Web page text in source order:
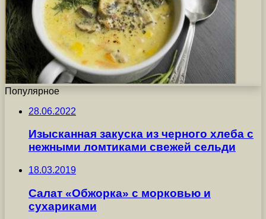
Популярное
28.06.2022
Изысканная закуска из черного хлеба с
нежными ломтиками свежей сельди
18.03.2019
Салат «Обжорка» с морковью и
сухариками